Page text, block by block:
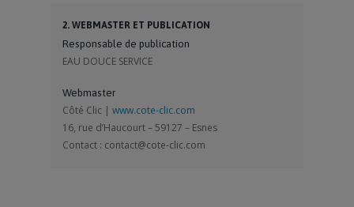
2. WEBMASTER ET PUBLICATION
Responsable de publication
EAU DOUCE SERVICE
Webmaster
Côté Clic | www.cote-clic.com
16, rue d’Haucourt – 59127 – Esnes
Contact : contact@cote-clic.com